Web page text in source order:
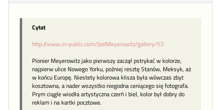
Cytat
http://www.in-public.com/JoelMeyerowitz/gallery/53
Pionier Meyerowitz jako pierwszy zaczął pstrykać w kolorze,
najpierw ulice Nowego Yorku, poźniej resztę Stanów, Meksyk, aż
w końcu Europę. Niestety kolorowa klisza była wówczas zbyt
kosztowna, a nader wszystko niegodna ceniącego się fotografa.
Prym ciągle wiodła artystyczna czerń i biel, kolor był dobry do
reklam i na kartki pocztowe.